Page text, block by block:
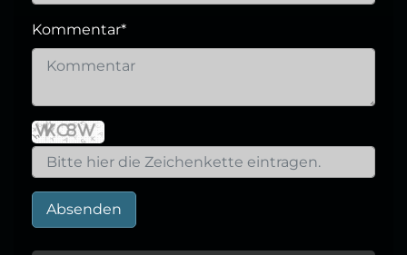
Kommentar*
Absenden